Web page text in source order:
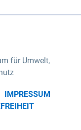
für Umwelt,
IMPRESSUM